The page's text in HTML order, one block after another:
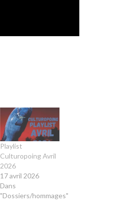
Playlist
Culturopoing Avril
2026
17 avril 2026
Dans
"Dossiers/hommages"